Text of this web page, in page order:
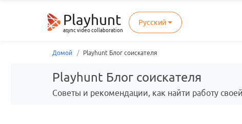
Playhunt
async video collaboration
Русский
Домой Playhunt Блог соискателя
Playhunt Блог соискателя
Советы и рекомендации, как найти работу